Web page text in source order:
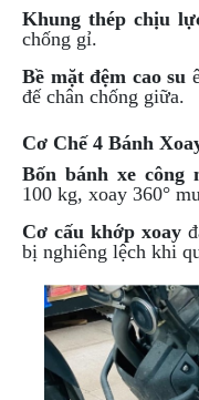
ÁO
GIÁP
MOTO
TAI
GẮN
MŨ
BẢO
HIỂM
BỘ
VÁ
XE
STOP
AND
GO
Khung thép chịu
chống gỉ.
Bề mặt đệm cao su
đế chân chống giữa.
Cơ Chế 4 Bánh
Bốn bánh xe công
100 kg, xoay 360°
Cơ cấu khớp xoay
bị nghiêng lệch khi